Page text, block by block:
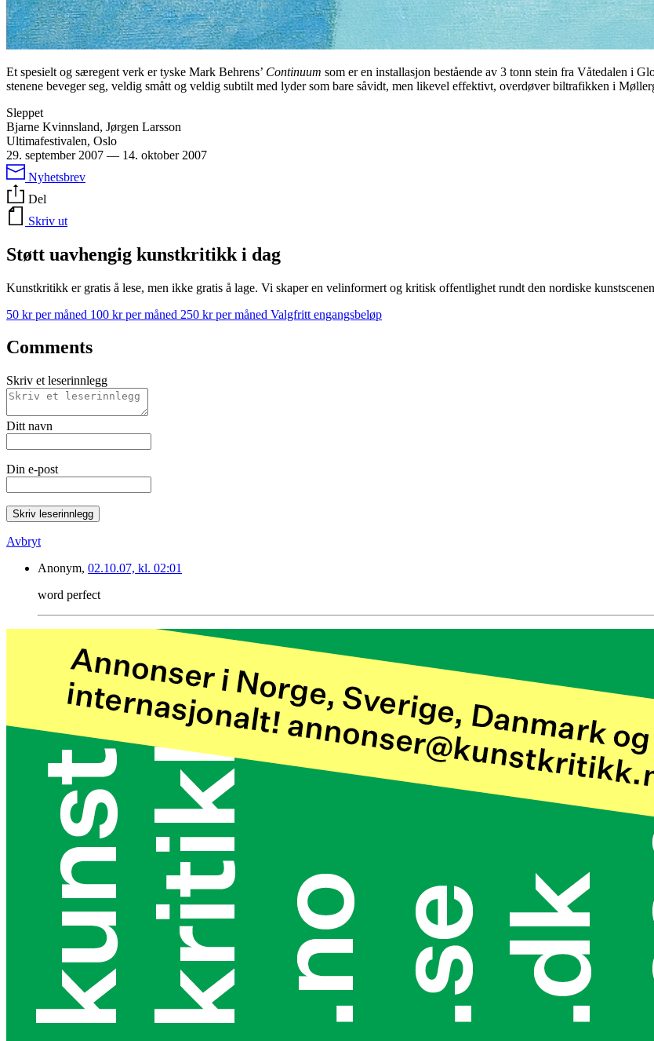
Et spesielt og særegent verk er tyske Mark Behrens’ Continuum som er en installasjon bestående av 3 tonn stein fra Våtedalen i
stenene beveger seg, veldig smått og veldig subtilt med lyder som bare såvidt, men likevel effektivt, overdøver biltrafikken i
Sleppet
Bjarne Kvinnsland, Jørgen Larsson
Ultimafestivalen, Oslo
29. september 2007 — 14. oktober 2007
Nyhetsbrev
Del
Skriv ut
Støtt uavhengig kunstkritikk i dag
Kunstkritikk er gratis å lese, men ikke gratis å lage. Vi skaper en velinformert og kritisk offentlighet rundt den nordiske
50 kr per måned 100 kr per måned 250 kr per måned Valgfritt engangsbeløp
Comments
Skriv et leserinnlegg
Ditt navn
Din e-post
Skriv leserinnlegg
Avbryt
Anonym, 02.10.07, kl. 02:01
word perfect